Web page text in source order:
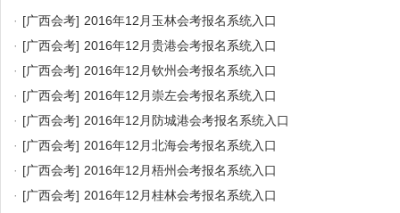
· [广西会考] 2016年12月玉林会考报名系统入口
· [广西会考] 2016年12月贵港会考报名系统入口
· [广西会考] 2016年12月钦州会考报名系统入口
· [广西会考] 2016年12月崇左会考报名系统入口
· [广西会考] 2016年12月防城港会考报名系统入口
· [广西会考] 2016年12月北海会考报名系统入口
· [广西会考] 2016年12月梧州会考报名系统入口
· [广西会考] 2016年12月桂林会考报名系统入口